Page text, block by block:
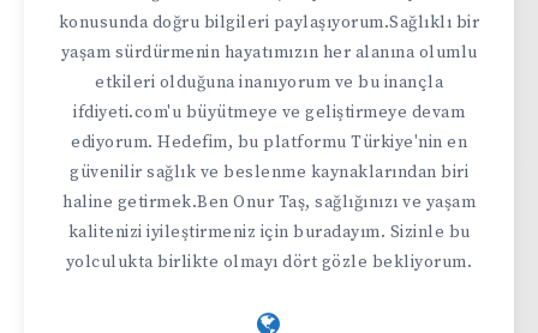
konusunda doğru bilgileri paylaşıyorum.Sağlıklı bir
yaşam sürdürmenin hayatımızın her alanına olumlu
etkileri olduğuna inanıyorum ve bu inançla
ifdiyeti.com'u büyütmeye ve geliştirmeye devam
ediyorum. Hedefim, bu platformu Türkiye'nin en
güvenilir sağlık ve beslenme kaynaklarından biri
haline getirmek.Ben Onur Taş, sağlığınızı ve yaşam
kalitenizi iyileştirmeniz için buradayım. Sizinle bu
yolculukta birlikte olmayı dört gözle bekliyorum.